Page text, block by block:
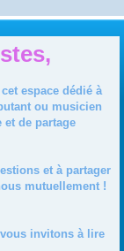
espace dédié à
ou musicien
de partage
et à partager
mutuellement !
invitons à lire